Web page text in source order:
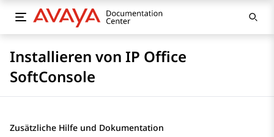
Installieren von IP Office
SoftConsole
Zusätzliche Hilfe und Dokumentation